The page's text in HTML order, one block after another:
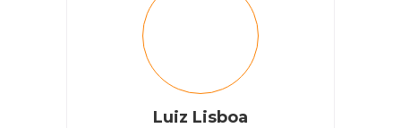
Luiz Lisboa